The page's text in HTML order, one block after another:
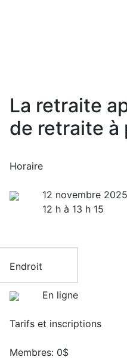
La retraite
de retraite à
Horaire
12 novembre 2025
12 h à 13 h 15
Endroit
En ligne
Tarifs et inscriptions
Membres: 0$